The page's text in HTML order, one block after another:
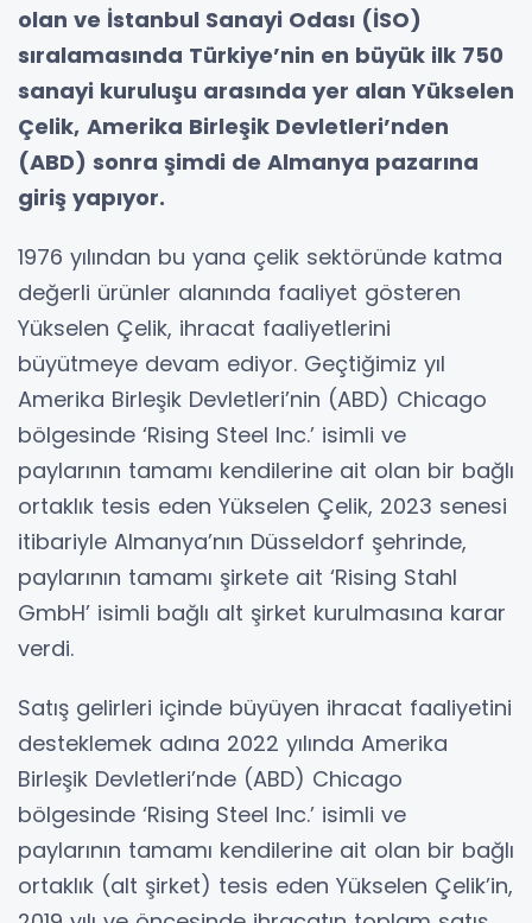
olan ve İstanbul Sanayi Odası (İSO)
sıralamasında Türkiye’nin en büyük ilk 750
sanayi kuruluşu arasında yer alan Yükselen
Çelik, Amerika Birleşik Devletleri’nden
(ABD) sonra şimdi de Almanya pazarına
giriş yapıyor.
1976 yılından bu yana çelik sektöründe katma
değerli ürünler alanında faaliyet gösteren
Yükselen Çelik, ihracat faaliyetlerini
büyütmeye devam ediyor. Geçtiğimiz yıl
Amerika Birleşik Devletleri’nin (ABD) Chicago
bölgesinde ‘Rising Steel Inc.’ isimli ve
paylarının tamamı kendilerine ait olan bir bağlı
ortaklık tesis eden Yükselen Çelik, 2023 senesi
itibariyle Almanya’nın Düsseldorf şehrinde,
paylarının tamamı şirkete ait ‘Rising Stahl
GmbH’ isimli bağlı alt şirket kurulmasına karar
verdi.
Satış gelirleri içinde büyüyen ihracat faaliyetini
desteklemek adına 2022 yılında Amerika
Birleşik Devletleri’nde (ABD) Chicago
bölgesinde ‘Rising Steel Inc.’ isimli ve
paylarının tamamı kendilerine ait olan bir bağlı
ortaklık (alt şirket) tesis eden Yükselen Çelik’in,